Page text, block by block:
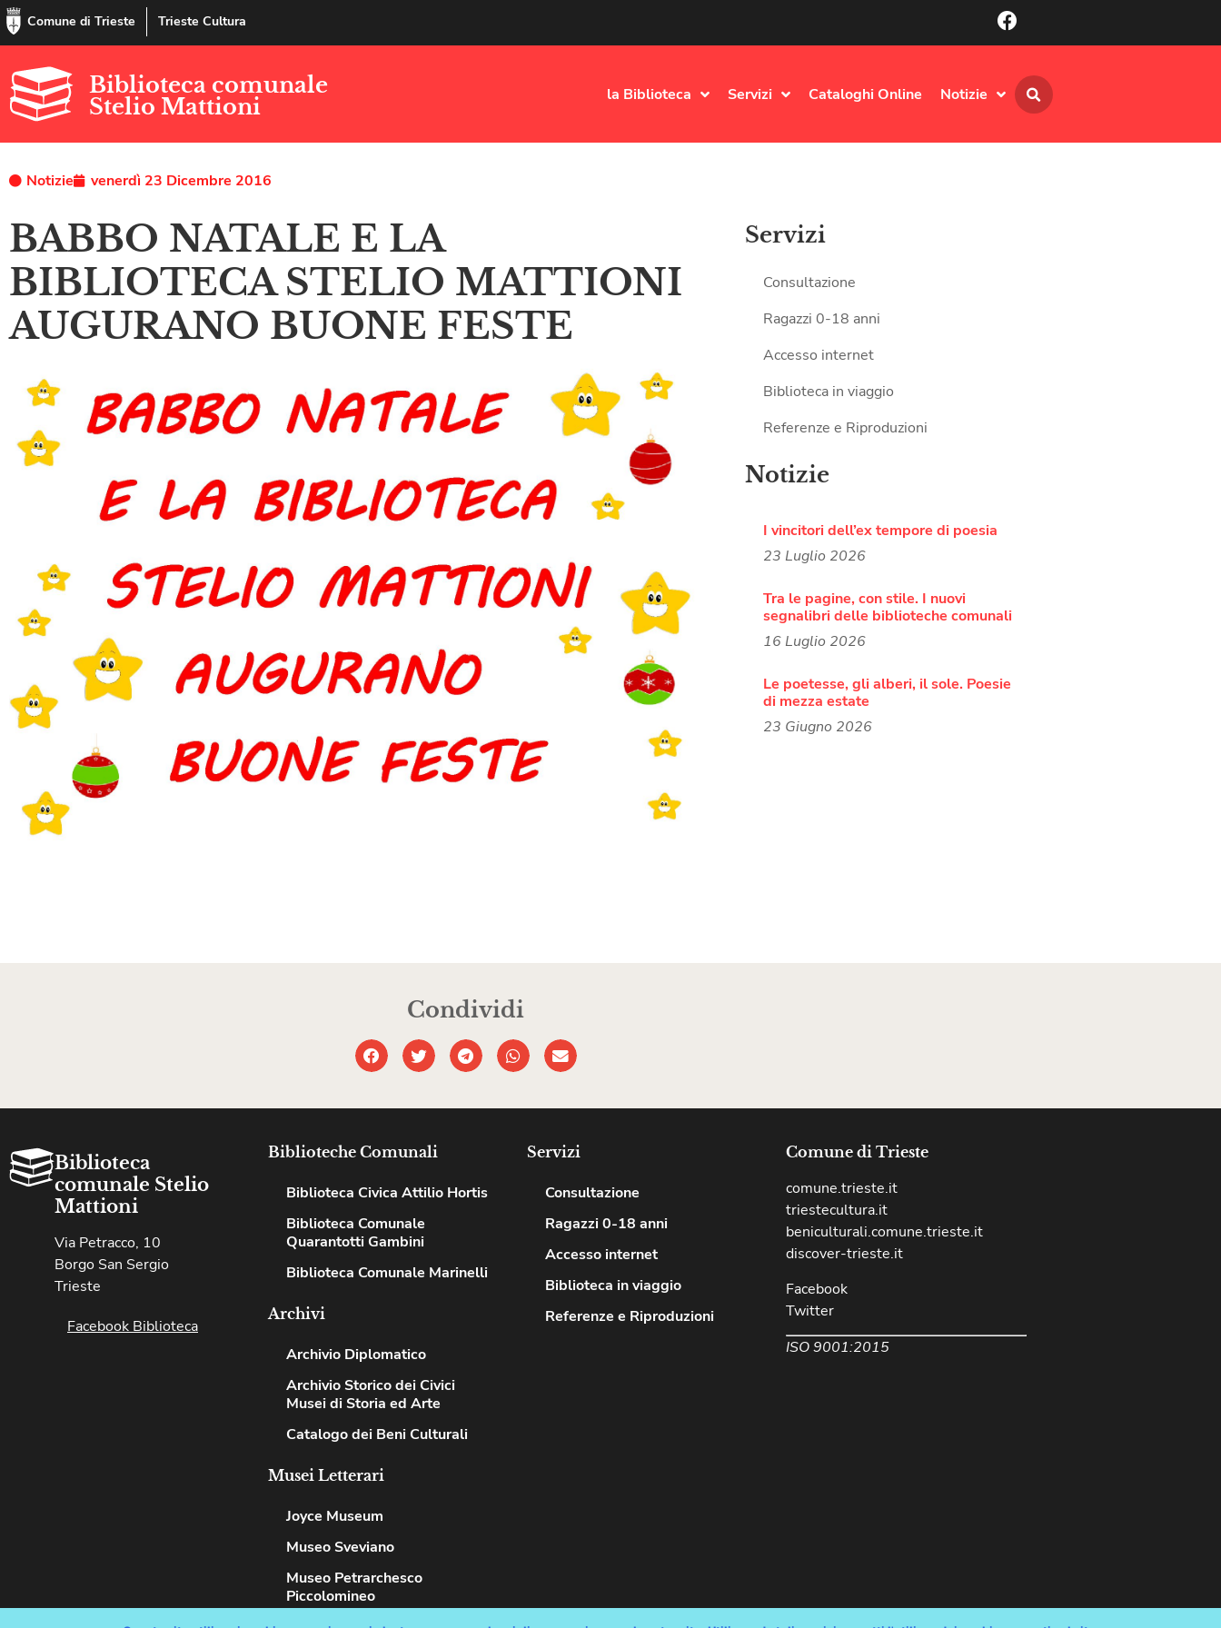
Comune di Trieste Trieste Cultura
Biblioteca comunale
Stelio Mattioni
la Biblioteca Servizi Cataloghi Online Notizie
Notizie venerdì 23 Dicembre 2016
BABBO NATALE E LA
BIBLIOTECA STELIO MATTIONI
AUGURANO BUONE FESTE
Servizi
Consultazione
Ragazzi 0-18 anni
Accesso internet
Biblioteca in viaggio
Referenze e Riproduzioni
Notizie
I vincitori dell’ex tempore di poesia
23 Luglio 2026
Tra le pagine, con stile. I nuovi
segnalibri delle biblioteche comunali
16 Luglio 2026
Le poetesse, gli alberi, il sole. Poesie
di mezza estate
23 Giugno 2026
Condividi
Biblioteca
comunale Stelio
Mattioni
Via Petracco, 10
Borgo San Sergio
Trieste
Facebook Biblioteca
Biblioteche Comunali
Biblioteca Civica Attilio Hortis
Biblioteca Comunale
Quarantotti Gambini
Biblioteca Comunale Marinelli
Archivi
Archivio Diplomatico
Archivio Storico dei Civici
Musei di Storia ed Arte
Catalogo dei Beni Culturali
Musei Letterari
Joyce Museum
Museo Sveviano
Museo Petrarchesco
Piccolomineo
Servizi
Consultazione
Ragazzi 0-18 anni
Accesso internet
Biblioteca in viaggio
Referenze e Riproduzioni
Comune di Trieste
comune.trieste.it
triestecultura.it
beniculturali.comune.trieste.it
discover-trieste.it
Facebook
Twitter
ISO 9001:2015